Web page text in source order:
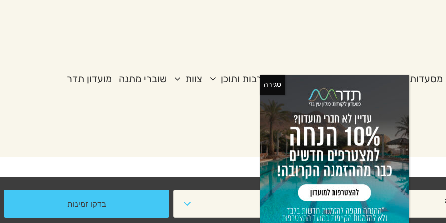
מסעדות כנסים וריטריטים גן בוטני תרבות ותוכן צוות שוברי מתנה מועדון תדר
אורחים:
2 מבוגרים:
חדרים: 1
סגירה